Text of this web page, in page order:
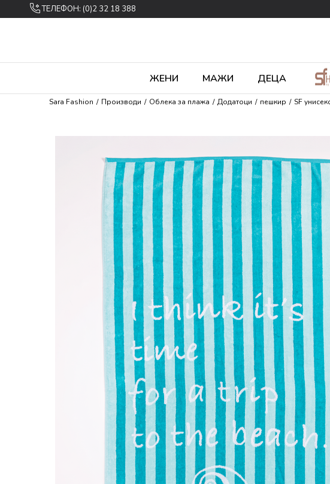
ТЕЛЕФОН: (0)2 32 18 388
ЖЕНИ МАЖИ ДЕЦА
Sara Fashion Производи Облека за плажа Додатоци пешкир SF